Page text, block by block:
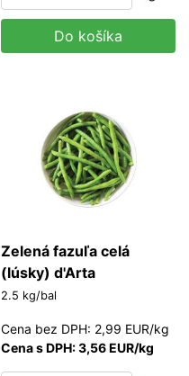
Do košíka
Zelená fazuľa celá
(lúsky) d'Arta
2.5 kg/bal
Cena bez DPH: 2,99 EUR/kg
Cena s DPH: 3,56 EUR/kg